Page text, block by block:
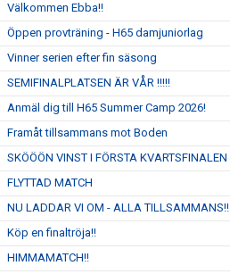
Välkommen Ebba!!
Öppen provträning - H65 damjuniorlag
Vinner serien efter fin säsong
SEMIFINALPLATSEN ÄR VÅR !!!!!
Anmäl dig till H65 Summer Camp 2026!
Framåt tillsammans mot Boden
SKÖÖÖN VINST I FÖRSTA KVARTSFINALEN
FLYTTAD MATCH
NU LADDAR VI OM - ALLA TILLSAMMANS!!
Köp en finaltröja!!
HIMMAMATCH!!